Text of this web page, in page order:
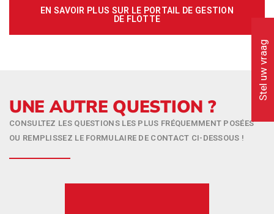
EN SAVOIR PLUS SUR LE PORTAIL DE GESTION
DE FLOTTE
UNE AUTRE QUESTION ?
CONSULTEZ LES QUESTIONS LES PLUS FRÉQUEMMENT POSÉES
OU REMPLISSEZ LE FORMULAIRE DE CONTACT CI-DESSOUS !
Stel uw vraag